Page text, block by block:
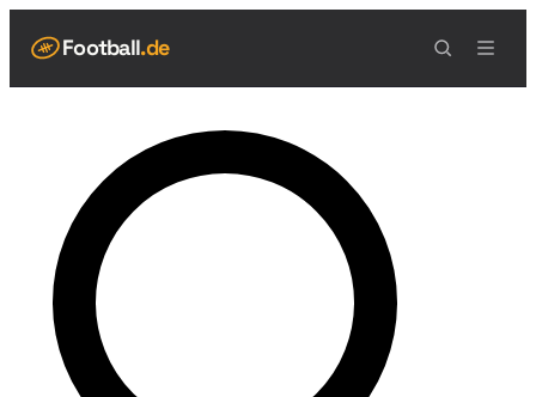
Football.de
Live Scores
Spielplan
Teams
Tabelle